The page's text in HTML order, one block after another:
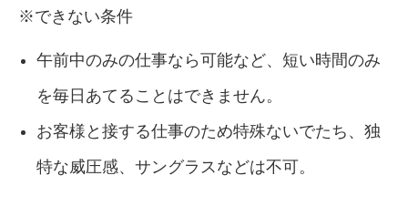
※できない条件
午前中のみの仕事なら可能など、短い時間のみ
を毎日あてることはできません。
お客様と接する仕事のため特殊ないでたち、独
特な威圧感、サングラスなどは不可。